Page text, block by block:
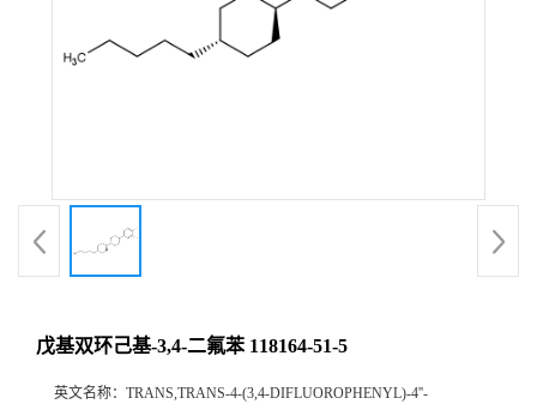
戊基双环己基-3,4-二氟苯 118164-51-5
英文名称： TRANS,TRANS-4-(3,4-DIFLUOROPHENYL)-4''-